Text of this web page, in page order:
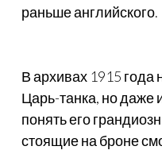
раньше английского.
В архивах 1915
Царь-танка, но даже
понять его
стоящие на броне